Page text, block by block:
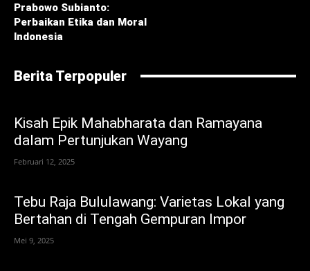
Prabowo Subianto:
Perbaikan Etika dan Moral
Indonesia
Berita Terpopuler
Kisah Epik Mahabharata dan Ramayana
dalam Pertunjukan Wayang
Februari 12, 2025
Tebu Raja Bululawang: Varietas Lokal yang
Bertahan di Tengah Gempuran Impor
Mei 9, 2025